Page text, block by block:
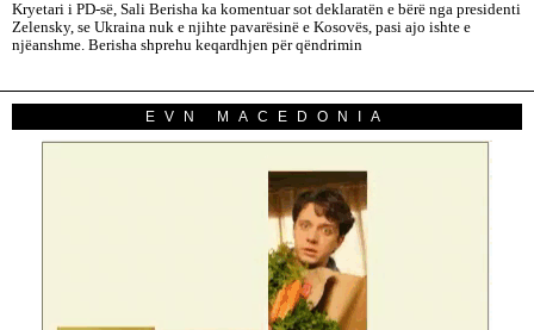
Kryetari i PD-së, Sali Berisha ka komentuar sot deklaratën e bërë nga presidenti
Zelensky, se Ukraina nuk e njihte pavarësinë e Kosovës, pasi ajo ishte e
njëanshme. Berisha shprehu keqardhjen për qëndrimin
EVN MACEDONIA